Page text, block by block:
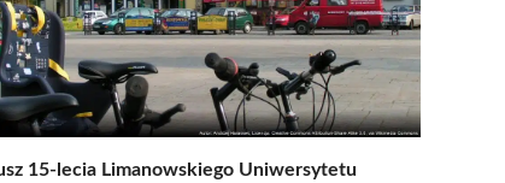
15-lecia Limanowskiego Uniwersytetu